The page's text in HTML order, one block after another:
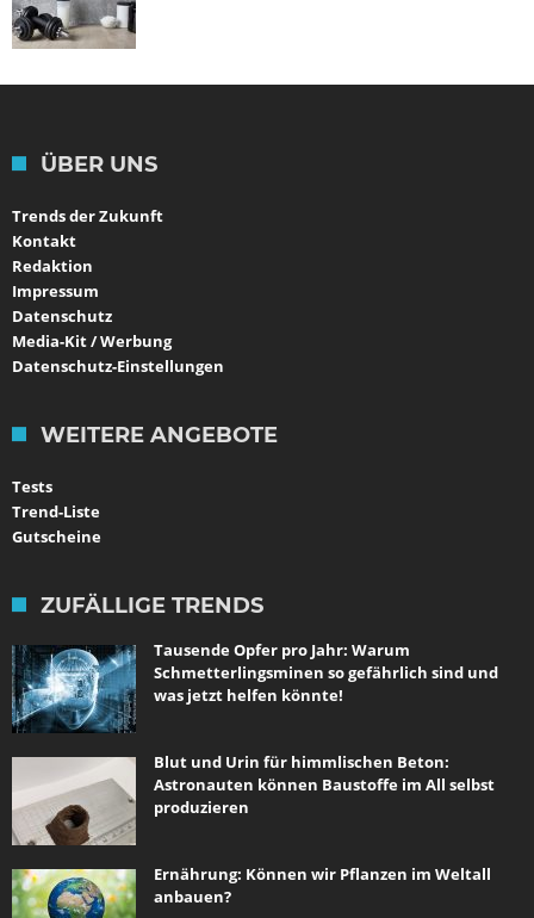
ÜBER UNS
Trends der Zukunft
Kontakt
Redaktion
Impressum
Datenschutz
Media-Kit / Werbung
Datenschutz-Einstellungen
WEITERE ANGEBOTE
Tests
Trend-Liste
Gutscheine
ZUFÄLLIGE TRENDS
Tausende Opfer pro Jahr: Warum
Schmetterlingsminen so gefährlich sind und
was jetzt helfen könnte!
Blut und Urin für himmlischen Beton:
Astronauten können Baustoffe im All selbst
produzieren
Ernährung: Können wir Pflanzen im Weltall
anbauen?